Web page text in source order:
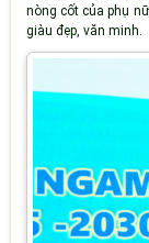
nòng cốt của phụ
giàu đẹp, văn minh.